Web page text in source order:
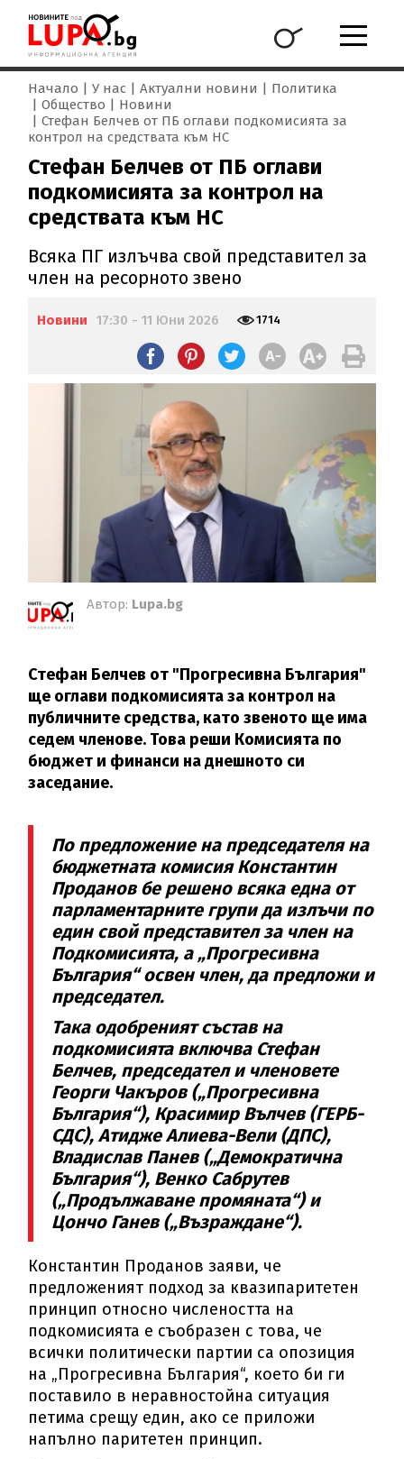
Начало У нас Актуални новини
Политика
Общество
Новини
Стефан Белчев от ПБ оглави подкомисията за
контрол на средствата към НС
Стефан Белчев от ПБ оглави
подкомисията за контрол на
средствата към НС
Всяка ПГ излъчва свой представител за
член на ресорното звено
Новини 17:30 - 11 Юни 2026 1714
Автор: Lupa.bg
Стефан Белчев от "Прогресивна България"
ще оглави подкомисията за контрол на
публичните средства, като звеното ще има
седем членове. Това реши Комисията по
бюджет и финанси на днешното си
заседание.
По предложение на председателя на
бюджетната комисия Константин
Проданов бе решено всяка една от
парламентарните групи да излъчи по
един свой представител за член на
Подкомисията, а „Прогресивна
България“ освен член, да предложи и
председател.
Така одобреният състав на
подкомисията включва Стефан
Белчев, председател и членовете
Георги Чакъров („Прогресивна
България“), Красимир Вълчев (ГЕРБ-
СДС), Атидже Алиева-Вели (ДПС),
Владислав Панев („Демократична
България“), Венко Сабрутев
(„Продължаване промяната“) и
Цончо Ганев („Възраждане“).
Константин Проданов заяви, че
предложеният подход за квазипаритетен
принцип относно числеността на
подкомисията е съобразен с това, че
всички политически партии са опозиция
на „Прогресивна България“, което би ги
поставило в неравностойна ситуация
петима срещу един, ако се приложи
напълно паритетен принцип.